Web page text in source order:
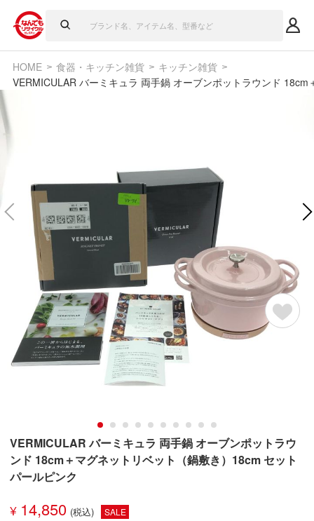
HOME 食器・キッチン雑貨
キッチン雑貨
VERMICULAR バーミキュラ 両手鍋 オーブンポットラウンド
VERMICULAR バーミキュラ 両手鍋 オーブンポットラウ
ンド 18cm＋マグネットリベット（鍋敷き）18cm セット
パールピンク
¥ 14,850 SALE